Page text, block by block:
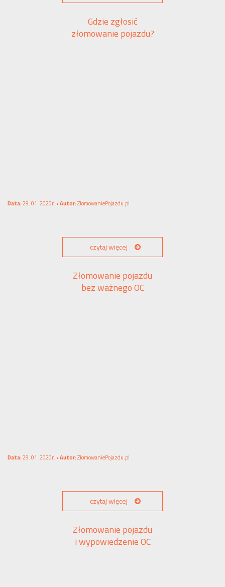
Gdzie zgłosić
złomowanie pojazdu?
Data:29. 01. 2020r. •Autor:ZlomowaniePojazdu.pl
czytaj więcej
Złomowanie pojazdu
bez ważnego OC
Data:29. 01. 2020r. •Autor:ZlomowaniePojazdu.pl
czytaj więcej
Złomowanie pojazdu
i wypowiedzenie OC